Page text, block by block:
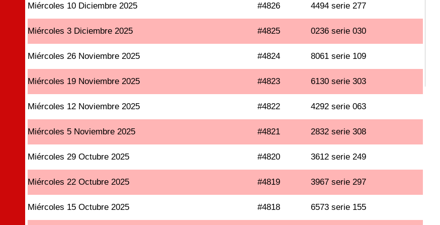
Miércoles 10 Diciembre 2025 #4826 4494 serie 277
Miércoles 3 Diciembre 2025 #4825 0236 serie 030
Miércoles 26 Noviembre 2025 #4824 8061 serie 109
Miércoles 19 Noviembre 2025 #4823 6130 serie 303
Miércoles 12 Noviembre 2025 #4822 4292 serie 063
Miércoles 5 Noviembre 2025 #4821 2832 serie 308
Miércoles 29 Octubre 2025 #4820 3612 serie 249
Miércoles 22 Octubre 2025 #4819 3967 serie 297
Miércoles 15 Octubre 2025 #4818 6573 serie 155